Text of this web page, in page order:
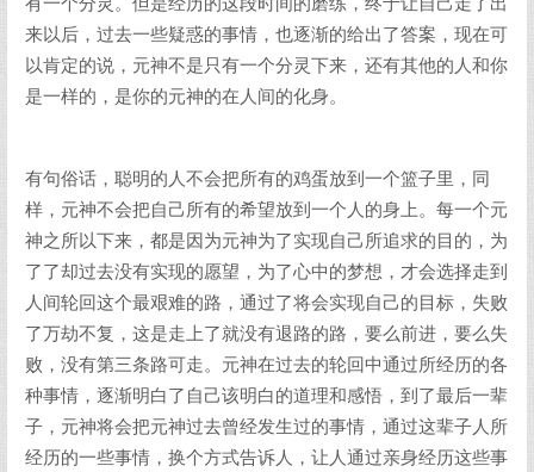
来以后，过去一些疑惑的事情，也逐渐的给出了答案，现在可
以肯定的说，元神不是只有一个分灵下来，还有其他的人和你
是一样的，是你的元神的在人间的化身。
有句俗话，聪明的人不会把所有的鸡蛋放到一个篮子里，同
样，元神不会把自己所有的希望放到一个人的身上。每一个元
神之所以下来，都是因为元神为了实现自己所追求的目的，为
了了却过去没有实现的愿望，为了心中的梦想，才会选择走到
人间轮回这个最艰难的路，通过了将会实现自己的目标，失败
了万劫不复，这是走上了就没有退路的路，要么前进，要么失
败，没有第三条路可走。元神在过去的轮回中通过所经历的各
种事情，逐渐明白了自己该明白的道理和感悟，到了最后一辈
子，元神将会把元神过去曾经发生过的事情，通过这辈子人所
经历的一些事情，换个方式告诉人，让人通过亲身经历这些事